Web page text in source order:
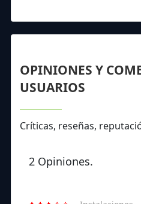
OPINIONES Y
USUARIOS
Críticas, reseñas,
2 Opiniones.